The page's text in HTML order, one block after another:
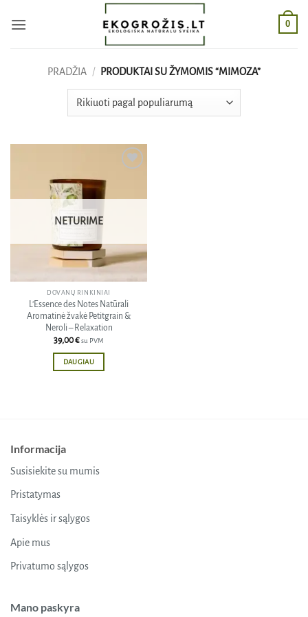
0
PRADŽIA / PRODUKTAI SU ŽYMOMIS “MIMOZA”
sąrašą
NETURIME
DOVANŲ RINKINIAI
L’Essence des Notes Natūrali
Aromatinė žvakė Petitgrain &
Neroli – Relaxation
39,00€su PVM
DAUGIAU
Informacija
Susisiekite su mumis
Pristatymas
Taisyklės ir sąlygos
Apie mus
Privatumo sąlygos
Mano paskyra